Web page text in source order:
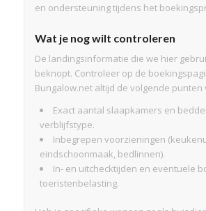
en ondersteuning tijdens het
Wat je nog wilt controleren
De landingsinformatie die we hier
beknopt. Controleer op de
Bungalow.net altijd de volgende punten
Exact aantal slaapkamers en
verblijfstype.
Inbegrepen voorzieningen
eindschoonmaak, bedlinnen).
In- en uitchecktijden en eventuele
toeristenbelasting.